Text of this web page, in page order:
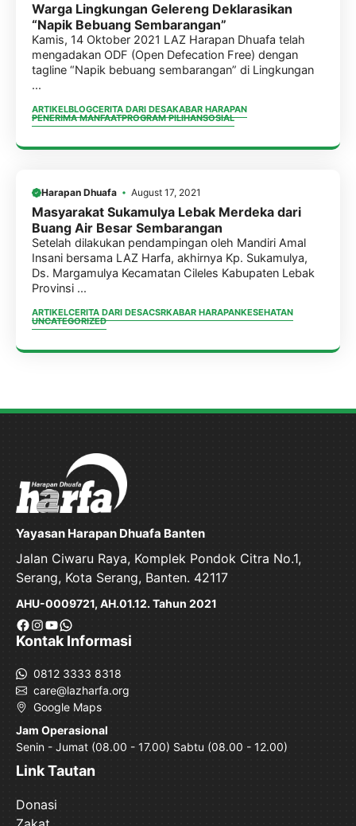
Warga Lingkungan Gelereng Deklarasikan
“Napik Bebuang Sembarangan”
Kamis, 14 Oktober 2021 LAZ Harapan Dhuafa telah
mengadakan ODF (Open Defecation Free) dengan
tagline “Napik bebuang sembarangan” di Lingkungan
...
ARTIKELBLOGCERITA DARI DESAKABAR HARAPAN
PENERIMA MANFAATPROGRAM PILIHANSOSIAL
Harapan Dhuafa August 17, 2021
Masyarakat Sukamulya Lebak Merdeka dari
Buang Air Besar Sembarangan
Setelah dilakukan pendampingan oleh Mandiri Amal
Insani bersama LAZ Harfa, akhirnya Kp. Sukamulya,
Ds. Margamulya Kecamatan Cileles Kabupaten Lebak
Provinsi ...
ARTIKELCERITA DARI DESACSRKABAR HARAPANKESEHATAN
UNCATEGORIZED
Yayasan Harapan Dhuafa Banten
Jalan Ciwaru Raya, Komplek Pondok Citra No.1,
Serang, Kota Serang, Banten. 42117
AHU-0009721, AH.01.12. Tahun 2021
Facebook
Instagram
YouTube
WhatsApp
Kontak Informasi
0812 3333 8318
care@lazharfa.org
Google Maps
Jam Operasional
Senin - Jumat (08.00 - 17.00) Sabtu (08.00 - 12.00)
Link Tautan
Donasi